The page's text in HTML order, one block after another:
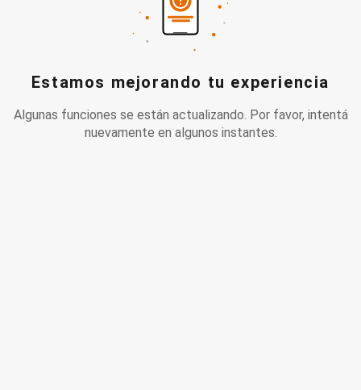
Estamos mejorando tu experiencia
Algunas funciones se están actualizando. Por favor, intentá
nuevamente en algunos instantes.